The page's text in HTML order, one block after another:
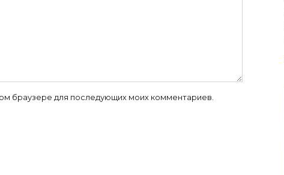
браузере для последующих моих комментариев.